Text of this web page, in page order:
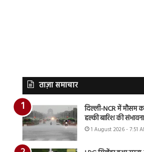
ताज़ा समाचार
दिल्ली-NCR में मौसम
हल्की बारिश की संभावना
1 August 2026 - 7:51